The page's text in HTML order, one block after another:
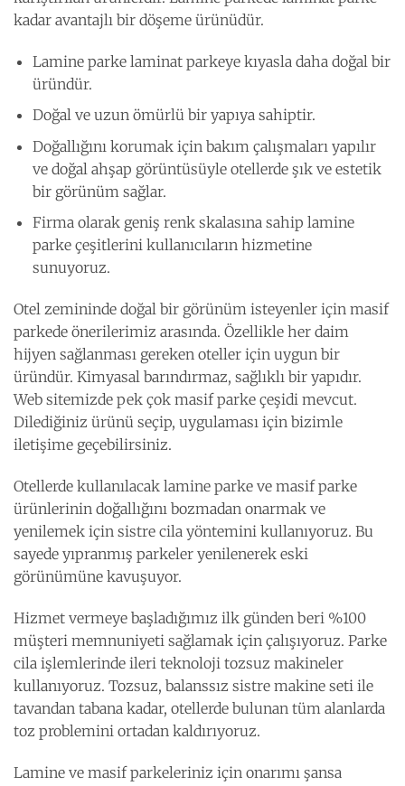
kadar avantajlı bir döşeme ürünüdür.
Lamine parke laminat parkeye kıyasla daha doğal bir
üründür.
Doğal ve uzun ömürlü bir yapıya sahiptir.
Doğallığını korumak için bakım çalışmaları yapılır
ve doğal ahşap görüntüsüyle otellerde şık ve estetik
bir görünüm sağlar.
Firma olarak geniş renk skalasına sahip lamine
parke çeşitlerini kullanıcıların hizmetine
sunuyoruz.
Otel zemininde doğal bir görünüm isteyenler için masif
parkede önerilerimiz arasında. Özellikle her daim
hijyen sağlanması gereken oteller için uygun bir
üründür. Kimyasal barındırmaz, sağlıklı bir yapıdır.
Web sitemizde pek çok masif parke çeşidi mevcut.
Dilediğiniz ürünü seçip, uygulaması için bizimle
iletişime geçebilirsiniz.
Otellerde kullanılacak lamine parke ve masif parke
ürünlerinin doğallığını bozmadan onarmak ve
yenilemek için sistre cila yöntemini kullanıyoruz. Bu
sayede yıpranmış parkeler yenilenerek eski
görünümüne kavuşuyor.
Hizmet vermeye başladığımız ilk günden beri %100
müşteri memnuniyeti sağlamak için çalışıyoruz. Parke
cila işlemlerinde ileri teknoloji tozsuz makineler
kullanıyoruz. Tozsuz, balanssız sistre makine seti ile
tavandan tabana kadar, otellerde bulunan tüm alanlarda
toz problemini ortadan kaldırıyoruz.
Lamine ve masif parkeleriniz için onarımı şansa